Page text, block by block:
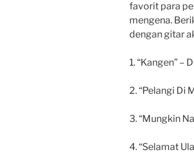
favorit para
mengena.
dengan gitar
1. “Kangen” –
2. “Pelangi Di
3. “Mungkin
4. “Selamat